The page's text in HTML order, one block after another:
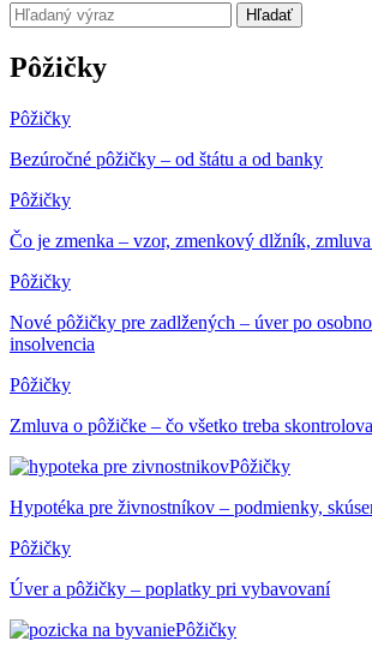
Hľadať
Pôžičky
Pôžičky
Bezúročné pôžičky – od štátu a od banky
Pôžičky
Čo je zmenka – vzor, zmenkový dlžník,
Pôžičky
Nové pôžičky pre zadlžených – úver po
insolvencia
Pôžičky
Zmluva o pôžičke – čo všetko treba
Pôžičky
Hypotéka pre živnostníkov – podmienky,
Pôžičky
Úver a pôžičky – poplatky pri vybavovaní
Pôžičky